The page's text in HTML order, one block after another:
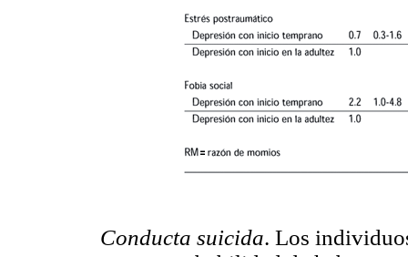
Conducta suicida. Los